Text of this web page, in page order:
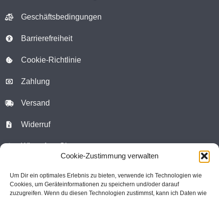
Cookie-Zustimmung verwalten
Um Dir ein optimales Erlebnis zu bieten, verwende ich Technologien wie
Cookies, um Geräteinformationen zu speichern und/oder darauf
zuzugreifen. Wenn du diesen Technologien zustimmst, kann ich Daten wie
Geschäftsbedingungen
Barrierefreiheit
Cookie-Richtlinie
Zahlung
Versand
Widerruf
WhatsApp Chat
Warenkorb